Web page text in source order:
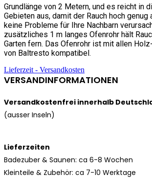
Grundlänge von 2 Metern, und es reicht in
Gebieten aus, damit der Rauch hoch
keine Probleme für Ihre Nachbarn
zusätzliches 1 m langes Ofenrohr hält
Garten fern. Das Ofenrohr ist mit allen
von Baltresto kompatibel.
Lieferzeit - Versandkosten
VERSANDINFORMATIONEN
Versandkostenfrei innerhalb
(ausser Inseln)
Lieferzeiten
Badezuber & Saunen: ca 6-8 Wochen
Kleinteile & Zubehör: ca 7-10 Werktage